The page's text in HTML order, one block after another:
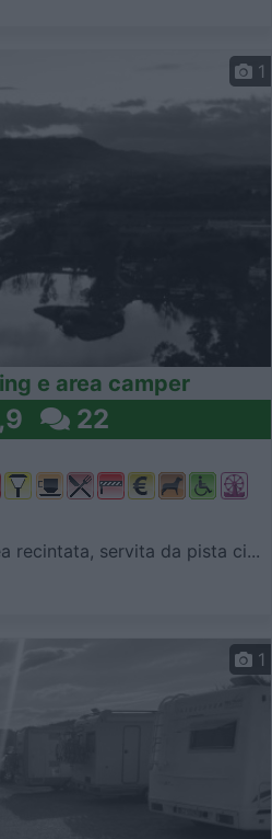
1
e area camper
22
recintata, servita da pista ci...
1